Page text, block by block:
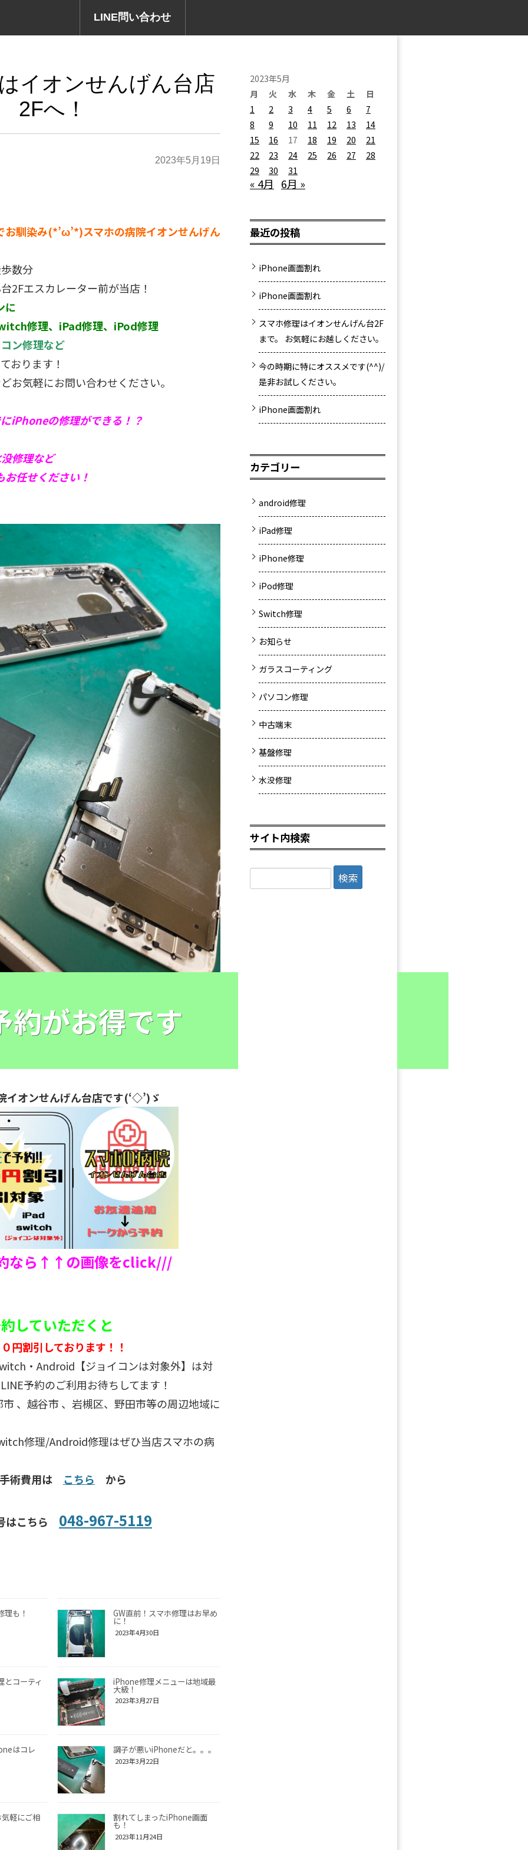
LINE問い合わせ
イオンせんげん台店
2Fへ！
2023年5月19日
馴染み(*’ω’*)スマホの病院イオンせんげん
数分
2Fエスカレーター前が当店！
に
修理、iPad修理、iPod修理
ン修理など
おります！
お気軽にお問い合わせください。
iPhoneの修理ができる！？
修理など
任せください！
約がお得です
イオンせんげん台店です(‘◇’)ゞ
なら↑↑の画像をclick///
していただくと
円割引しております！！
・Android【ジョイコンは対象外】は対
予約のご利用お待ちしてます！
、越谷市 、岩槻区、野田市等の周辺地域に
修理/Android修理はぜひ当店スマホの病
術費用は こちら から
はこちら 048-967-5119
も！ GW直前！スマホ修理はお早め
に！
2023年4月30日
コーティ iPhone修理メニューは地域最
大級！
2023年3月27日
はコレ 調子が悪いiPhoneだと。。。
2023年3月22日
軽にご相 割れてしまったiPhone画面
も！
2023年11月24日
2023年5月
月
火 水 木 金 土
日
1
2 3 4 5 6
7
8
9 10 11 12 13
14
15
16 17 18 19 20
21
22
23 24 25 26 27
28
29
30 31
« 4月 6月 »
最近の投稿
iPhone画面割れ
iPhone画面割れ
スマホ修理はイオンせんげん台2F
まで。 お気軽にお越しください。
今の時期に特にオススメです(^^)/
是非お試しください。
iPhone画面割れ
カテゴリー
android修理
iPad修理
iPhone修理
iPod修理
Switch修理
お知らせ
ガラスコーティング
パソコン修理
中古端末
基盤修理
水没修理
サイト内検索
検
索: